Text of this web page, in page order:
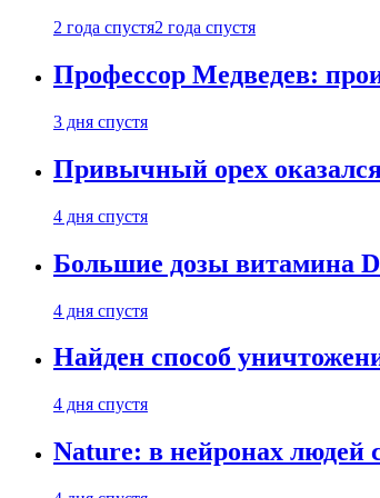
2 года спустя2 года спустя
Профессор Медведев:
3 дня спустя
Привычный орех
4 дня спустя
Большие дозы витамина
4 дня спустя
Найден способ
4 дня спустя
Nature: в нейронах людей